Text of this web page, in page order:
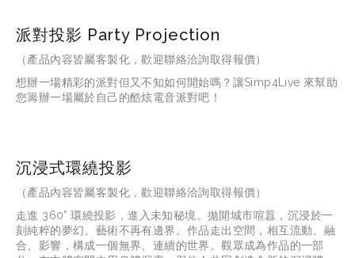
派對投影 Party Projection
（產品內容皆屬客製化，歡迎聯絡洽詢取得報價）
想辦一場精彩的派對但又不知如何開始嗎？讓Simp4Live 來幫助
您籌辦一場屬於自己的酷炫電音派對吧！
沉浸式環繞投影
（產品內容皆屬客製化，歡迎聯絡洽詢取得報價）
走進 360° 環繞投影，進入未知秘境。拋開城市喧囂，沉浸於一
刻純粹的夢幻。藝術不再有邊界。作品走出空間，相互流動、融
合、影響，構成一個無界、連續的世界。觀眾成為作品的一部